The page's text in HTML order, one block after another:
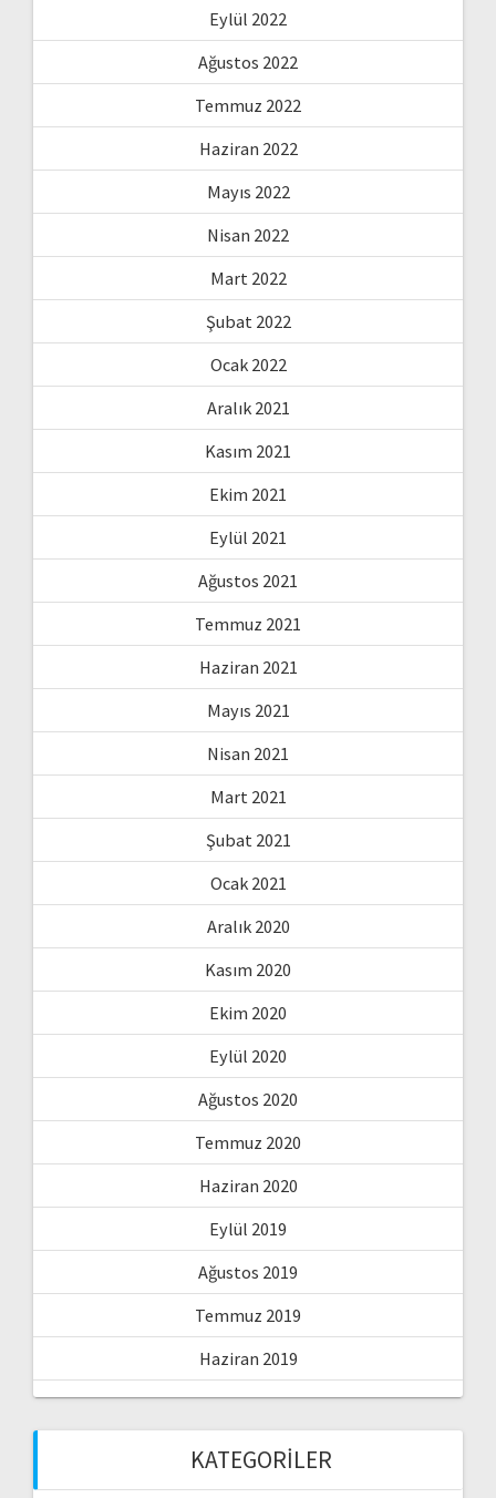
Eylül 2022
Ağustos 2022
Temmuz 2022
Haziran 2022
Mayıs 2022
Nisan 2022
Mart 2022
Şubat 2022
Ocak 2022
Aralık 2021
Kasım 2021
Ekim 2021
Eylül 2021
Ağustos 2021
Temmuz 2021
Haziran 2021
Mayıs 2021
Nisan 2021
Mart 2021
Şubat 2021
Ocak 2021
Aralık 2020
Kasım 2020
Ekim 2020
Eylül 2020
Ağustos 2020
Temmuz 2020
Haziran 2020
Eylül 2019
Ağustos 2019
Temmuz 2019
Haziran 2019
KATEGORILER